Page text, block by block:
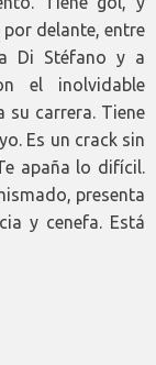
delante, entre
Di Stéfano y a
el inolvidable
su carrera. Tiene
Es un crack sin
apaña lo difícil.
presenta
y cenefa. Está